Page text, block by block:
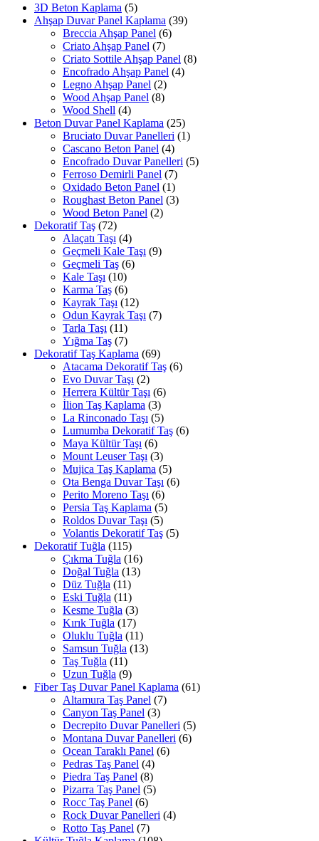
3D Beton Kaplama (5)
Ahşap Duvar Panel Kaplama (39)
Breccia Ahşap Panel (6)
Criato Ahşap Panel (7)
Criato Sottile Ahşap Panel (8)
Encofrado Ahşap Panel (4)
Legno Ahşap Panel (2)
Wood Ahşap Panel (8)
Wood Shell (4)
Beton Duvar Panel Kaplama (25)
Bruciato Duvar Panelleri (1)
Cascano Beton Panel (4)
Encofrado Duvar Panelleri (5)
Ferroso Demirli Panel (7)
Oxidado Beton Panel (1)
Roughast Beton Panel (3)
Wood Beton Panel (2)
Dekoratif Taş (72)
Alaçatı Taşı (4)
Geçmeli Kale Taşı (9)
Geçmeli Taş (6)
Kale Taşı (10)
Karma Taş (6)
Kayrak Taşı (12)
Odun Kayrak Taşı (7)
Tarla Taşı (11)
Yığma Taş (7)
Dekoratif Taş Kaplama (69)
Atacama Dekoratif Taş (6)
Evo Duvar Taşı (2)
Herrera Kültür Taşı (6)
İlion Taş Kaplama (3)
La Rinconado Taşı (5)
Lumumba Dekoratif Taş (6)
Maya Kültür Taşı (6)
Mount Leuser Taşı (3)
Mujica Taş Kaplama (5)
Ota Benga Duvar Taşı (6)
Perito Moreno Taşı (6)
Persia Taş Kaplama (5)
Roldos Duvar Taşı (5)
Volantis Dekoratif Taş (5)
Dekoratif Tuğla (115)
Çıkma Tuğla (16)
Doğal Tuğla (13)
Düz Tuğla (11)
Eski Tuğla (11)
Kesme Tuğla (3)
Kırık Tuğla (17)
Oluklu Tuğla (11)
Samsun Tuğla (13)
Taş Tuğla (11)
Uzun Tuğla (9)
Fiber Taş Duvar Panel Kaplama (61)
Altamura Taş Panel (7)
Canyon Taş Panel (3)
Decrepito Duvar Panelleri (5)
Montana Duvar Panelleri (6)
Ocean Taraklı Panel (6)
Pedras Taş Panel (4)
Piedra Taş Panel (8)
Pizarra Taş Panel (5)
Rocc Taş Panel (6)
Rock Duvar Panelleri (4)
Rotto Taş Panel (7)